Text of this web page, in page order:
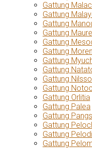
Gattung
Gattung
Gattung
Gattung
Gattung
Gattung
Gattung
Gattung
Gattung
Gattung
Gattung Orlitia
Gattung Palea
Gattung
Gattung
Gattung
Gattung